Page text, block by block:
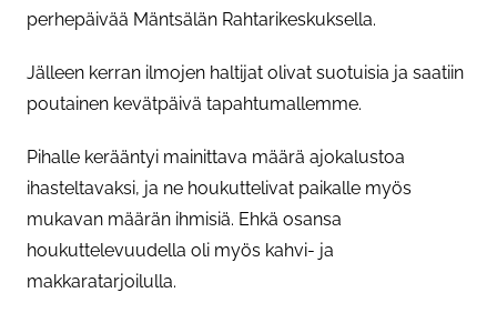
perhepäivää Mäntsälän Rahtarikeskuksella.
Jälleen kerran ilmojen haltijat olivat suotuisia ja saatiin
poutainen kevätpäivä tapahtumallemme.
Pihalle kerääntyi mainittava määrä ajokalustoa
ihasteltavaksi, ja ne houkuttelivat paikalle myös
mukavan määrän ihmisiä. Ehkä osansa
houkuttelevuudella oli myös kahvi- ja
makkaratarjoilulla.